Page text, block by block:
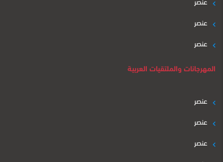
عنصر
عنصر
المهرجانات والملتقيات العربية
عنصر
عنصر
عنصر